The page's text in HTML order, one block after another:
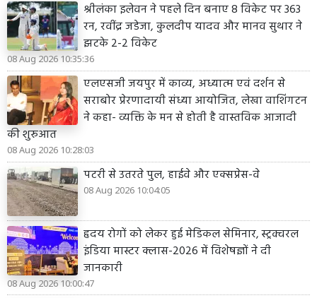
श्रीलंका इलेवन ने पहले दिन बनाए 8 विकेट पर 363
रन, रवींद्र जडेजा, कुलदीप यादव और मानव सुथार ने
झटके 2-2 विकेट
08 Aug 2026 10:35:36
एलएसजी जयपुर में काव्य, अध्यात्म एवं दर्शन से
सराबोर प्रेरणादायी संध्या आयोजित, लेखा वाशिंगटन
ने कहा- व्यक्ति के मन से होती है वास्तविक आजादी
की शुरुआत
08 Aug 2026 10:28:03
पटरी से उतरते पुल, हाईवे और एक्सप्रेस-वे
08 Aug 2026 10:04:05
हृदय रोगों को लेकर हुई मेडिकल सेमिनार, स्ट्रक्चरल
इंडिया मास्टर क्लास-2026 में विशेषज्ञों ने दी
जानकारी
08 Aug 2026 10:00:47